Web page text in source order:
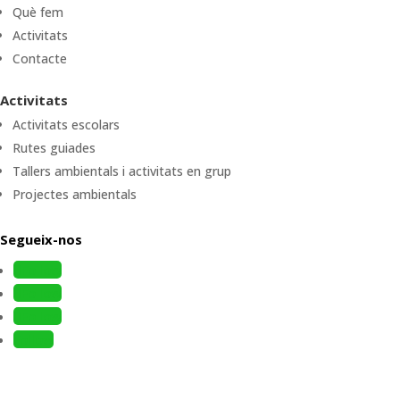
Què fem
Activitats
Contacte
Activitats
Activitats escolars
Rutes guiades
Tallers ambientals i activitats en grup
Projectes ambientals
Segueix-nos
Follow
Follow
Follow
Follow